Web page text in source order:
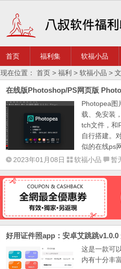
首页 福利集 软福小品
现在位置： 首页 > 福利 > 软福小品 >
在线版Photoshop/PS网页版
Photopea图
载、免安装
tch文件，和
自行搭建。
似的在线ps
2023年01月08日
软福小品 暂
好用证件照app：安卓艾跳跳
这是一款可
内有十分丰